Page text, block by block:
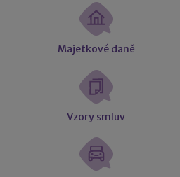
Majetkové daně
Vzory smluv